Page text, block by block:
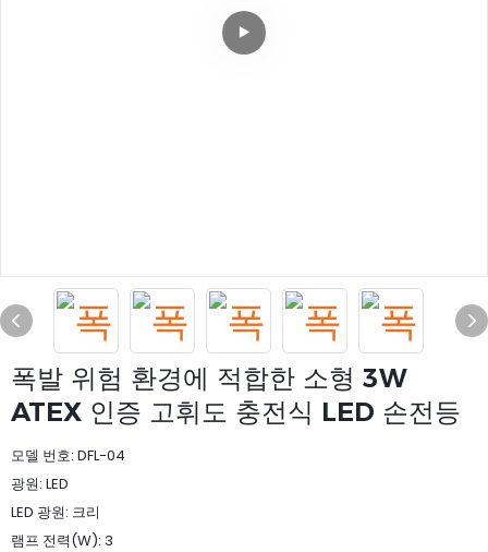
폭발 위험 환경에 적합한 소형 3W
ATEX 인증 고휘도 충전식 LED 손전등
모델 번호: DFL-04
광원: LED
LED 광원: 크리
램프 전력(W): 3